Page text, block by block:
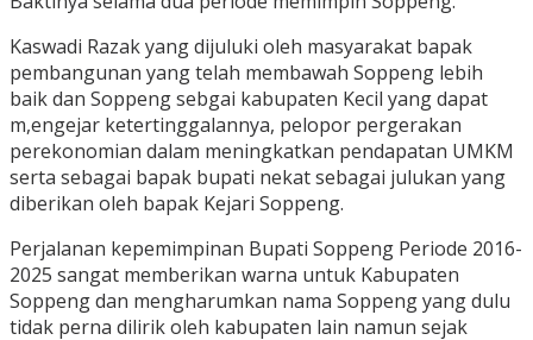
Kaswadi Razak yang dijuluki oleh masyarakat bapak
pembangunan yang telah membawah Soppeng lebih
baik dan Soppeng sebgai kabupaten Kecil yang dapat
m,engejar ketertinggalannya, pelopor pergerakan
perekonomian dalam meningkatkan pendapatan UMKM
serta sebagai bapak bupati nekat sebagai julukan yang
diberikan oleh bapak Kejari Soppeng.
Perjalanan kepemimpinan Bupati Soppeng Periode 2016-
2025 sangat memberikan warna untuk Kabupaten
Soppeng dan mengharumkan nama Soppeng yang dulu
tidak perna dilirik oleh kabupaten lain namun sejak